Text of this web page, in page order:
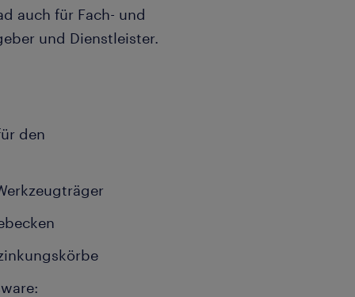
auch für Fach- und
und Dienstleister.
den